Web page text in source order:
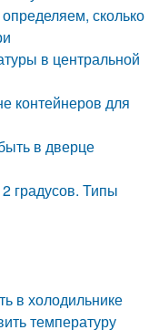
сколько
в центральной
контейнеров для
в дверце
градусов. Типы
в холодильнике
температуру